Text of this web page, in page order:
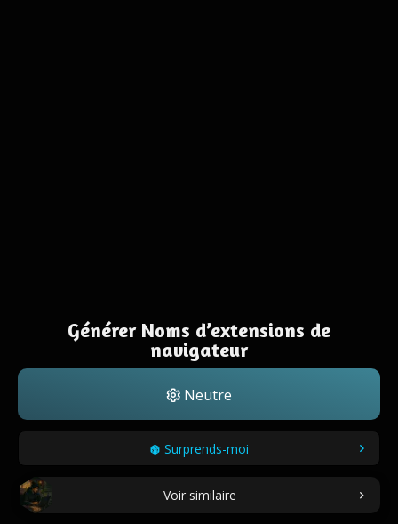
Générer Noms d’extensions de
navigateur
Neutre
Surprends-moi
Voir similaire